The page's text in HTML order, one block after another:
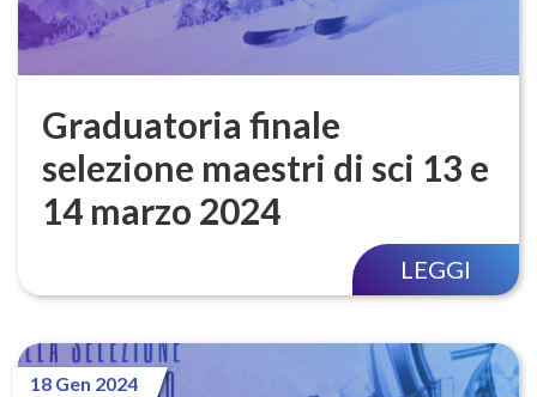
Graduatoria finale
selezione maestri di sci 13 e
14 marzo 2024
LEGGI
18 Gen 2024